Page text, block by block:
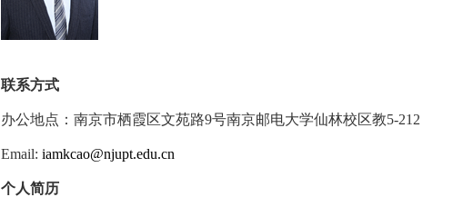
联系方式
办公地点：南京市栖霞区文苑路9号南京邮电大学仙林校区教5-212
Email: iamkcao@njupt.edu.cn
个人简历